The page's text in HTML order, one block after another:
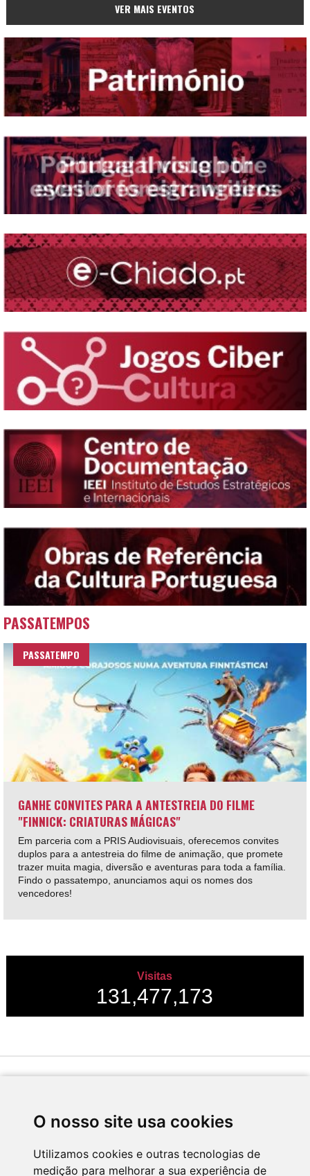
O nosso site usa cookies
Utilizamos cookies e outras tecnologias de
medição para melhorar a sua experiência de
VER MAIS EVENTOS
PASSATEMPOS
PASSATEMPO
GANHE CONVITES PARA A ANTESTREIA DO FILME
"FINNICK: CRIATURAS MÁGICAS"
Em parceria com a PRIS Audiovisuais, oferecemos convites
duplos para a antestreia do filme de animação, que promete
trazer muita magia, diversão e aventuras para toda a família.
Findo o passatempo, anunciamos aqui os nomes dos
vencedores!
Visitas
131,477,173